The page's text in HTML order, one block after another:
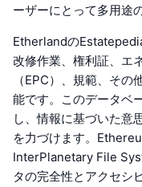
ーザーにとって多用途
Etherlandの
改修作業、権利証、エ
（EPC）、規範、そ
能です。このデータベ
し、情報に基づいた意
を力づけます。
InterPlanetary File
タの完全性とアクセシ